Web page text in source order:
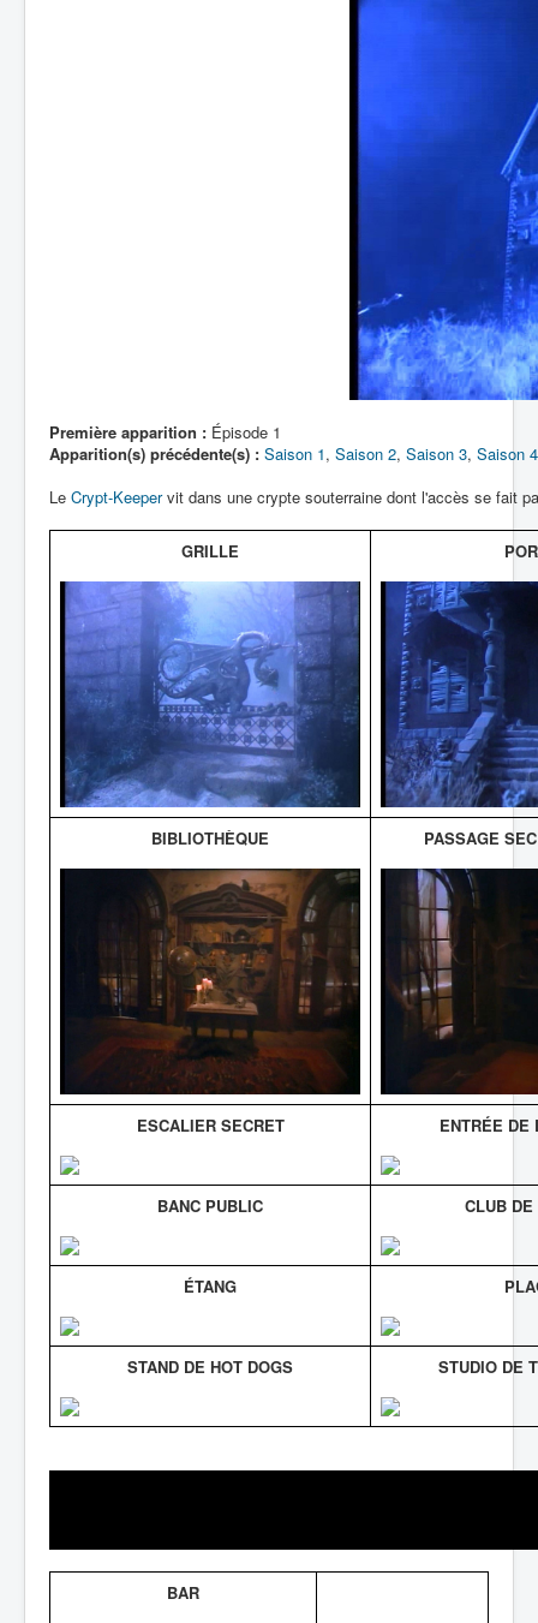
Première apparition : Épisode 1
Apparition(s) précédente(s) : Saison 1, Saison 2, Saison 3, Saison 4
Le Crypt-Keepervit dans une crypte souterraine dont l'accès se fait
GRILLE
BIBLIOTHÈQUE PASSAGE
ESCALIER SECRET ENTRÉE DE
BANC PUBLIC CLUB
ÉTANG
STAND DE HOT DOGS STUDIO DE
BAR